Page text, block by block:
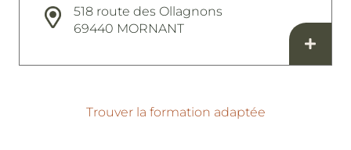
518 route des Ollagnons
69440 MORNANT
Trouver la formation adaptée